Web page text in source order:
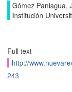
Gómez Paniagua,
Institución
Full text
http://
243